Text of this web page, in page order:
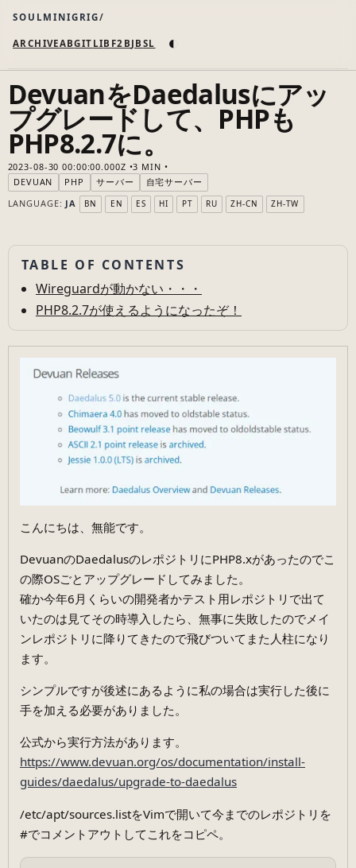
SOULMINIGRIG
ARCHIVEABGIT LIB F2B JB SL ◐
DevuanをDaedalusにアッ
プグレードして、PHPも
PHP8.2.7に。
2023-08-30 00:00:00.000Z
3 MIN
DEVUAN
PHP サーバー
自宅サーバー
LANGUAGE: JA BN EN ES HI PT RU ZH-CN ZH-TW
TABLE OF CONTENTS
Wireguardが動かない・・・
PHP8.2.7が使えるようになったぞ！
こんにちは、無能です。
DevuanのDaedalusのレポジトリにPHP8.xがあったのでこ
の際OSごとアップグレードしてみました。
確か今年6月くらいの開発者かテスト用レポジトリで出て
いたのは見てその時導入したら、無事に失敗したのでメイ
ンレポジトリに降りてきたので飛びついてまた人柱になり
ます。
シンプルですが後述にあるように私の場合は実行した後に
手を加える必要がありました。
公式から実行方法があります。
https://www.devuan.org/os/documentation/install-
guides/daedalus/upgrade-to-daedalus
/etc/apt/sources.listをVimで開いて今までのレポジトリを
#でコメントアウトしてこれをコピペ。